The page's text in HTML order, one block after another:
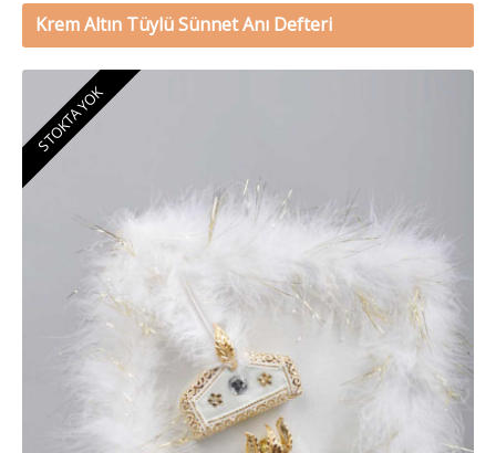
Krem Altın Tüylü Sünnet Anı Defteri
STOKTA YOK